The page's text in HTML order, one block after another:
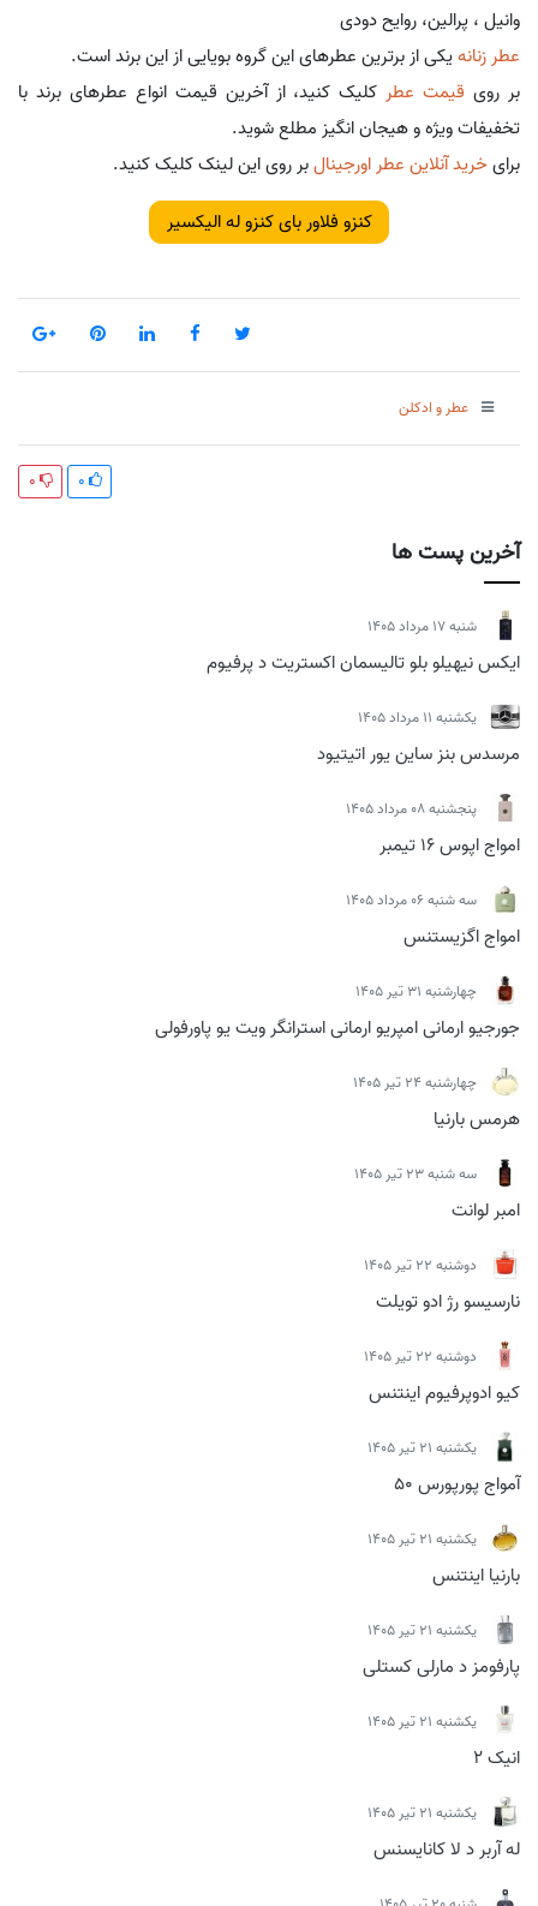
آخرین پست ها
شنبه 17 مرداد 1405
ایکس نیهیلو بلو تالیسمان اکستریت د پرفیوم
يكشنبه 11 مرداد 1405
مرسدس بنز ساین یور اتیتیود
پنجشنبه 08 مرداد 1405
امواج اپوس 16 تیمبر
سه شنبه 06 مرداد 1405
امواج اگزیستنس
چهارشنبه 31 تیر 1405
جورجیو ارمانی امپریو ارمانی استرانگر ویت یو پاورفولی
چهارشنبه 24 تیر 1405
هرمس بارنیا
سه شنبه 23 تیر 1405
امبر لوانت
دوشنبه 22 تیر 1405
نارسیسو رژ ادو تویلت
دوشنبه 22 تیر 1405
کیو ادوپرفیوم اینتنس
يكشنبه 21 تیر 1405
آمواج پورپورس 50
يكشنبه 21 تیر 1405
بارنیا اینتنس
يكشنبه 21 تیر 1405
پارفومز د مارلی کستلی
يكشنبه 21 تیر 1405
انیک 2
يكشنبه 21 تیر 1405
له آربر د لا کانایسنس
وانیل ، پرالین، روایح دودی
عطر زنانهیکی از برترین عطرهای این گروه بویایی از این برند است.
بر روی قیمت عطر کلیک کنید، از آخرین قیمت انواع عطرهای برند با
تخفیفات ویژه و هیجان انگیز مطلع شوید.
برایخرید آنلاین عطر اورجینالبر روی این لینک کلیک کنید.
کنزو فلاور بای کنزو له الیکسیر
عطر و ادکلن